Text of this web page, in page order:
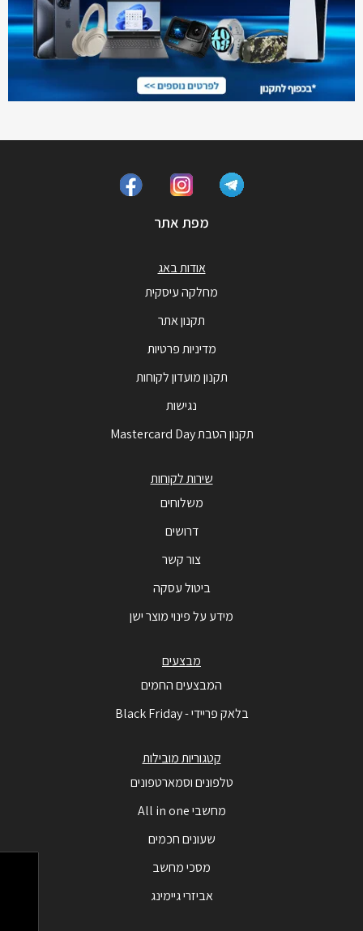
מפת אתר
אודות באג
מחלקה עיסקית
תקנון אתר
מדיניות פרטיות
תקנון מועדון לקוחות
נגישות
תקנון הטבת Mastercard Day
שירות לקוחות
משלוחים
דרושים
צור קשר
ביטול עסקה
מידע על פינוי מוצר ישן
מבצעים
המבצעים החמים
בלאק פריידי - Black Friday
קטגוריות מובילות
טלפונים וסמארטפונים
מחשבי All in one
שעונים חכמים
מסכי מחשב
אביזרי גיימינג